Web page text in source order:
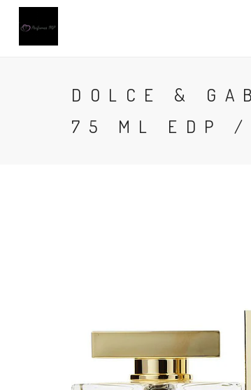
DOLCE &
75 ML EDP /